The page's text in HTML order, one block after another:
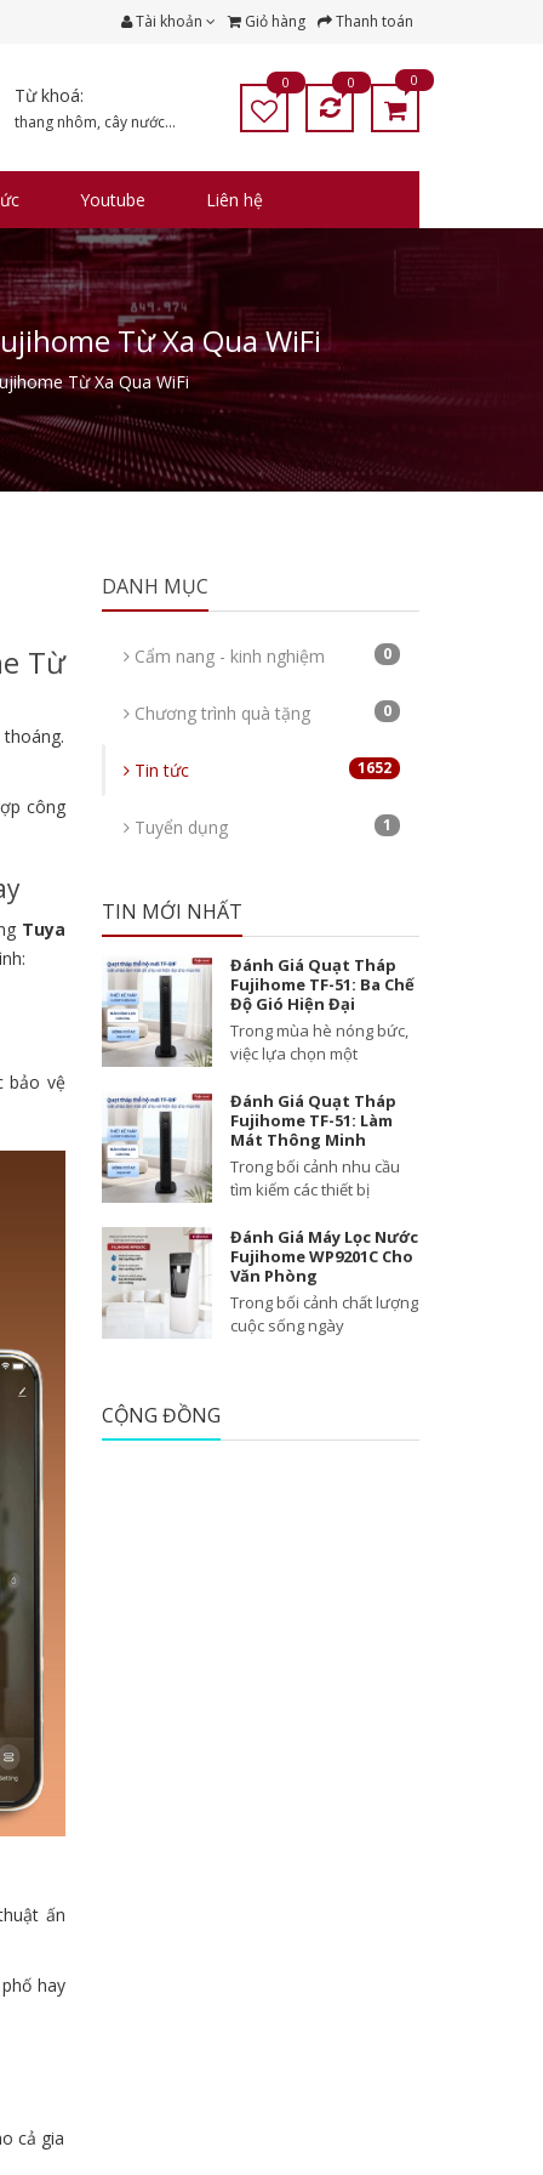
Tài khoản Giỏ hàng Thanh toán
Từ khoá:
thang nhôm, cây nước...
0 0 0
Youtube Liên hệ
Từ Xa Qua WiFi
Từ Xa Qua WiFi
Từ
công
Tuya
bảo vệ
ấn
hay
cả gia
DANH MỤC
Cẩm nang - kinh nghiệm 0
Chương trình quà tặng 0
Tin tức 1652
Tuyển dụng 1
TIN MỚI NHẤT
Đánh Giá Quạt Tháp
Fujihome TF-51: Ba Chế
Độ Gió Hiện Đại
Trong mùa hè nóng bức,
việc lựa chọn một
Đánh Giá Quạt Tháp
Fujihome TF-51: Làm
Mát Thông Minh
Trong bối cảnh nhu cầu
tìm kiếm các thiết bị
Đánh Giá Máy Lọc Nước
Fujihome WP9201C Cho
Văn Phòng
Trong bối cảnh chất lượng
cuộc sống ngày
CỘNG ĐỒNG